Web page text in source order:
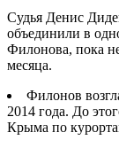
Судья Денис
объединили в
Филонова, пока
месяца.
Филонов
2014 года. До
Крыма по